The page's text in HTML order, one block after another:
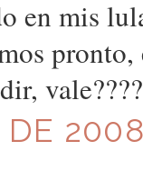
en mis
DE